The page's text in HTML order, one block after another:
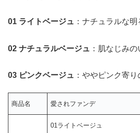
01 ライトベージュ ：ナチュラルな
02 ナチュラルベージュ ：肌なじみ
03 ピンクベージュ ：ややピンク寄
商品名 愛されファンデ
01ライトベージュ